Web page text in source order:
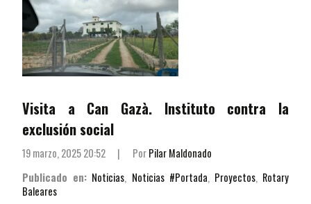
Visita a Can Gazà. Instituto contra la
exclusión social
19 marzo, 2025 20:52 | PorPilar Maldonado
Publicado en: Noticias, Noticias #Portada, Proyectos, Rotary
Baleares